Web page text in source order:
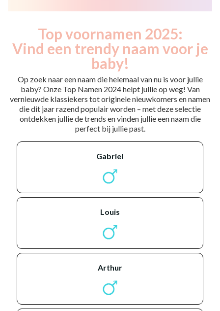
Top voornamen 2025:
Vind een trendy naam voor je
baby!
Op zoek naar een naam die helemaal van nu is voor jullie
baby? Onze Top Namen 2024 helpt jullie op weg! Van
vernieuwde klassiekers tot originele nieuwkomers en namen
die dit jaar razend populair worden – met deze selectie
ontdekken jullie de trends en vinden jullie een naam die
perfect bij jullie past.
gabriel
louis
arthur